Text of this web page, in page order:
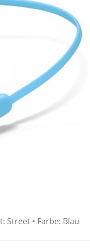
Street • Farbe: Blau